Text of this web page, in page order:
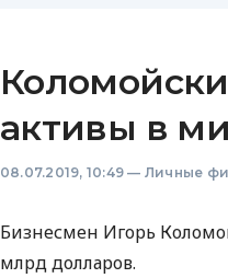
активы в
08.07.2019, 10:49 — Личные
Бизнесмен Игорь
млрд долларов.